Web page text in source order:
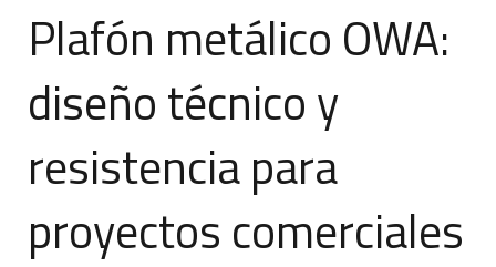
Plafón metálico OWA:
diseño técnico y
resistencia para
proyectos comerciales